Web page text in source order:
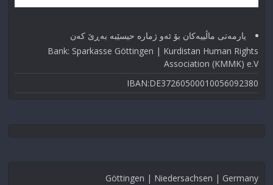
یارمەتی ماڵییەکان بۆ ئەو ژماره حیسێبە بەڕێ کەن
Bank: Sparkasse Göttingen | Kurdistan Human Rights
Association (KMMK) e.V
IBAN:DE37260500010056092380
Göttingen | Niedersachsen | Germany